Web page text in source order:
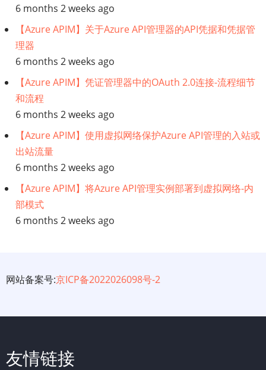
6 months 2 weeks ago
【Azure APIM】关于Azure API管理器的API凭据和凭据管
理器
6 months 2 weeks ago
【Azure APIM】凭证管理器中的OAuth 2.0连接-流程细节
和流程
6 months 2 weeks ago
【Azure APIM】使用虚拟网络保护Azure API管理的入站或
出站流量
6 months 2 weeks ago
【Azure APIM】将Azure API管理实例部署到虚拟网络-内
部模式
6 months 2 weeks ago
网站备案号:京ICP备2022026098号-2
友情链接